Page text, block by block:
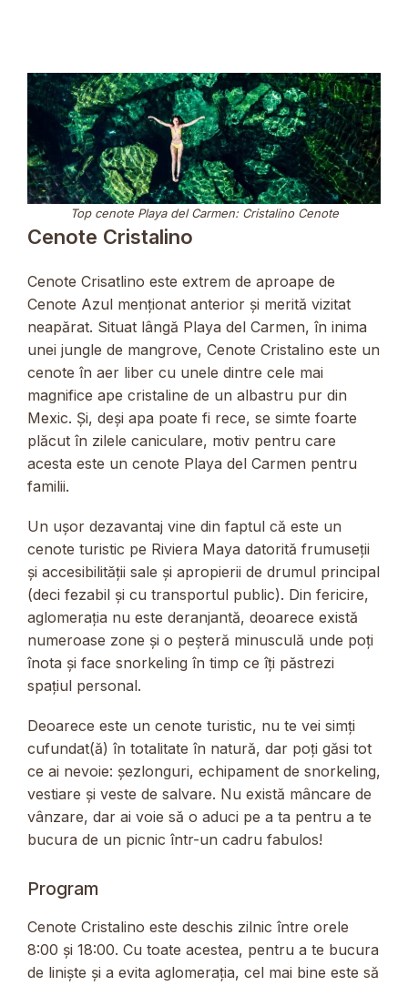
Top cenote Playa del Carmen: Cristalino Cenote
Cenote Cristalino
Cenote Crisatlino este extrem de aproape de
Cenote Azul menționat anterior și merită vizitat
neapărat. Situat lângă Playa del Carmen, în inima
unei jungle de mangrove, Cenote Cristalino este un
cenote în aer liber cu unele dintre cele mai
magnifice ape cristaline de un albastru pur din
Mexic. Și, deși apa poate fi rece, se simte foarte
plăcut în zilele caniculare, motiv pentru care
acesta este un cenote Playa del Carmen pentru
familii.
Un ușor dezavantaj vine din faptul că este un
cenote turistic pe Riviera Maya datorită frumuseții
și accesibilității sale și apropierii de drumul principal
(deci fezabil și cu transportul public). Din fericire,
aglomerația nu este deranjantă, deoarece există
numeroase zone și o peșteră minusculă unde poți
înota și face snorkeling în timp ce îți păstrezi
spațiul personal.
Deoarece este un cenote turistic, nu te vei simți
cufundat(ă) în totalitate în natură, dar poți găsi tot
ce ai nevoie: șezlonguri, echipament de snorkeling,
vestiare și veste de salvare. Nu există mâncare de
vânzare, dar ai voie să o aduci pe a ta pentru a te
bucura de un picnic într-un cadru fabulos!
Program
Cenote Cristalino este deschis zilnic între orele
8:00 și 18:00. Cu toate acestea, pentru a te bucura
de liniște și a evita aglomerația, cel mai bine este să